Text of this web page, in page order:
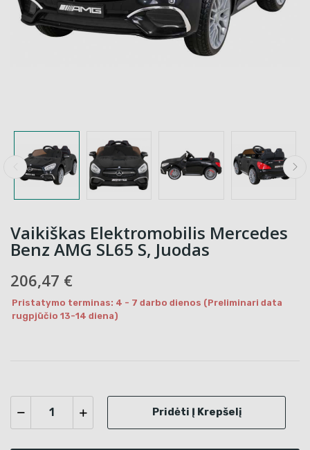
Vaikiškas Elektromobilis Mercedes
Benz AMG SL65 S, Juodas
206,47 €
Pristatymo terminas: 4 - 7 darbo dienos (Preliminari data
rugpjūčio 13-14 diena)
Pridėti Į Krepšelį